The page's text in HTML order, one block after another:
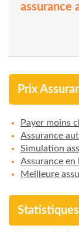
assurance
Prix
Payer moins
Assurance
Simulation
Assurance en
Meilleure